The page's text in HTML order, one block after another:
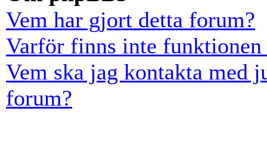
Vem har gjort detta forum?
Varför finns inte funktionen
Vem ska jag kontakta med
forum?